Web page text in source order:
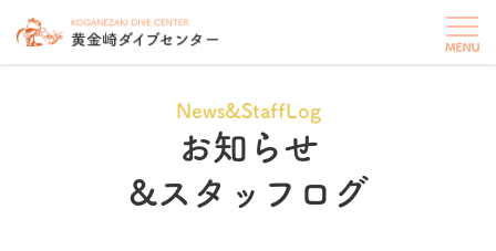
News&StaffLog
お知らせ
&スタッフログ